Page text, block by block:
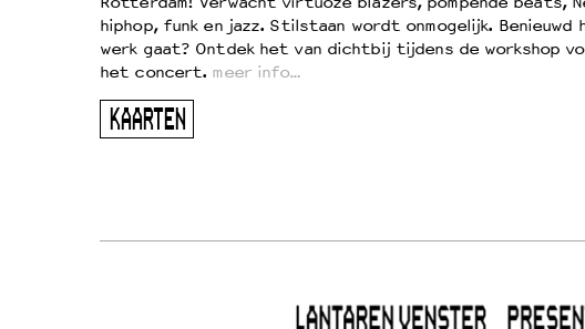
hiphop, funk en jazz. Stilstaan wordt onmogelijk. Benieuwd
werk gaat? Ontdek het van dichtbij tijdens de workshop
het concert. meer info…
KAARTEN